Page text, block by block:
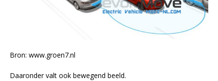
Bron: www.groen7.nl
Daaronder valt ook bewegend beeld.